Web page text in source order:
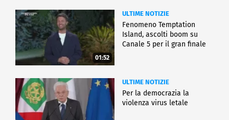
01:52
ULTIME NOTIZIE
Fenomeno Temptation
Island, ascolti boom su
Canale 5 per il gran finale
ULTIME NOTIZIE
Per la democrazia la
violenza virus letale